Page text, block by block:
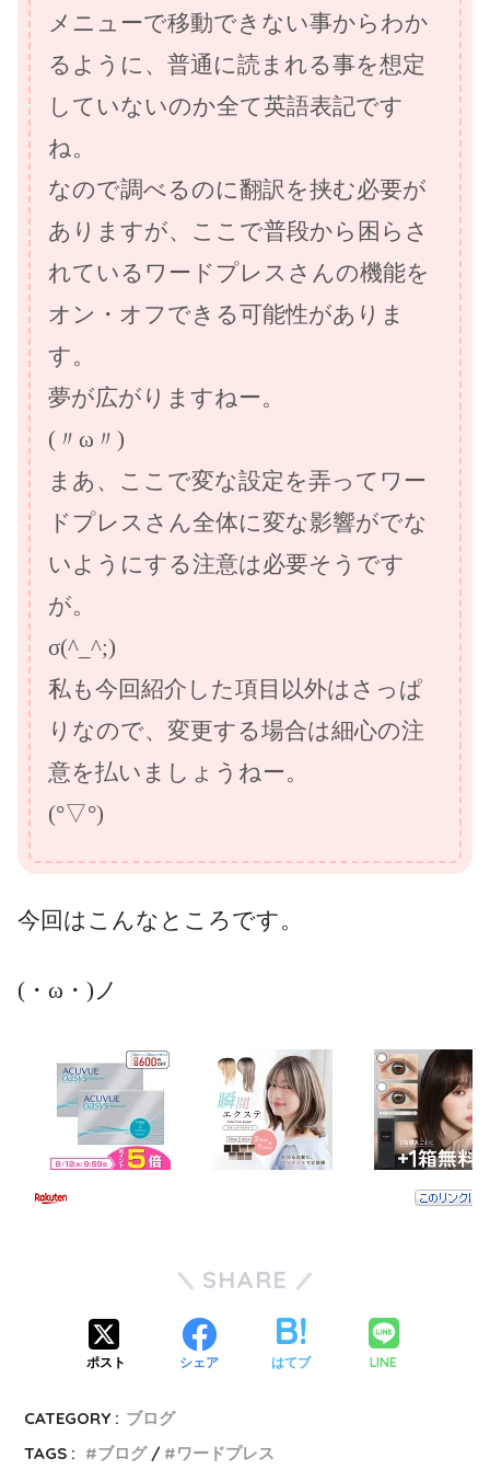
メニューで移動できない事からわか
るように、普通に読まれる事を想定
していないのか全て英語表記です
ね。
なので調べるのに翻訳を挟む必要が
ありますが、ここで普段から困らさ
れているワードプレスさんの機能を
オン・オフできる可能性がありま
す。
夢が広がりますねー。
(〃ω〃)
まあ、ここで変な設定を弄ってワー
ドプレスさん全体に変な影響がでな
いようにする注意は必要そうです
が。
σ(^_^;)
私も今回紹介した項目以外はさっぱ
りなので、変更する場合は細心の注
意を払いましょうねー。
(°▽°)
今回はこんなところです。
(・ω・)ノ
SHARE
ポスト シェア はてブ LINE
CATEGORY : ブログ
TAGS :
ブログ ワードプレス